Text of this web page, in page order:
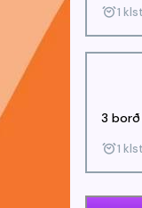
1
3 borð
1